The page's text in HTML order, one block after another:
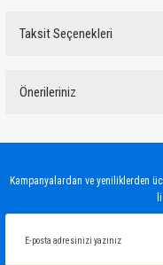
Taksit Seçenekleri
Önerileriniz
Ürün açıklamasında eksik
Kampanyalardan ve yeniliklerden